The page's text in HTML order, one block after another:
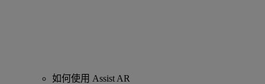
如何使用 Assist AR